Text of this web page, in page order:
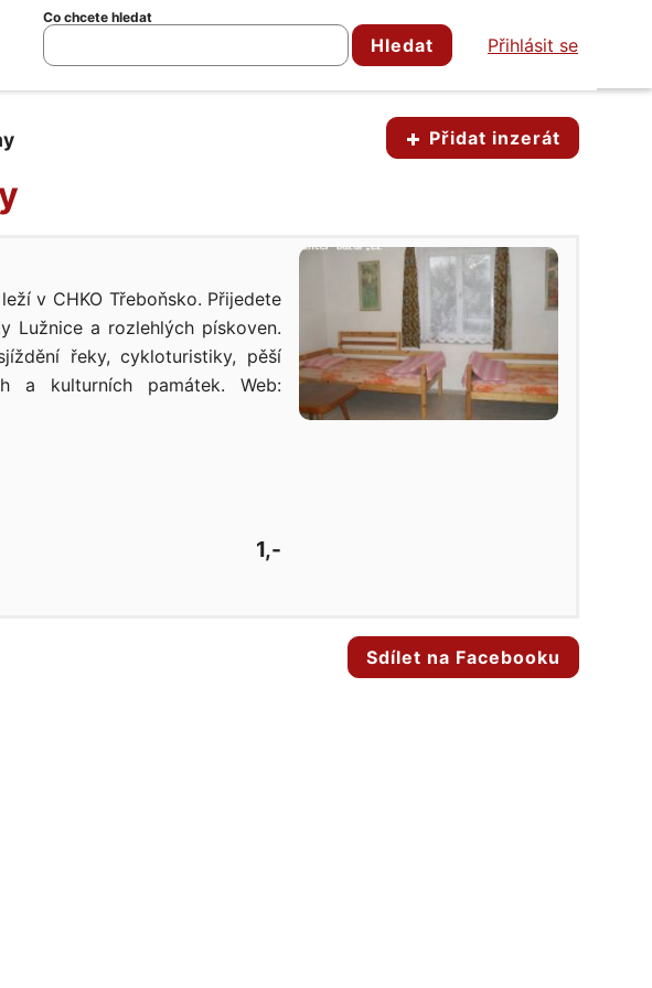
Co chcete hledat
Hledat Přihlásit se
Přidat inzerát
v CHKO Třeboňsko. Přijedete
Lužnice a rozlehlých pískoven.
řeky, cykloturistiky, pěší
a kulturních památek. Web:
1,-
Sdílet na Facebooku